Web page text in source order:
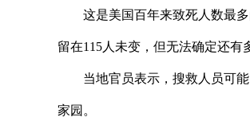
这是美国百年来致死人数最
留在115人未变，但无法确定还有
当地官员表示，搜救人员可
家园。